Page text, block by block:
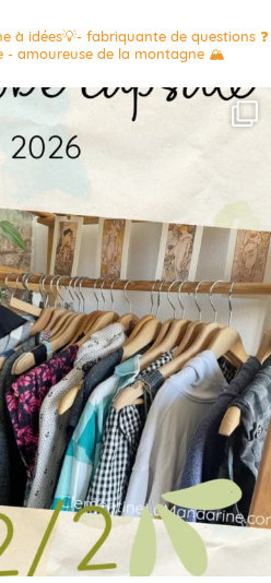
à idées💡- fabriquante de questions ❓
- amoureuse de la montagne 🏔️